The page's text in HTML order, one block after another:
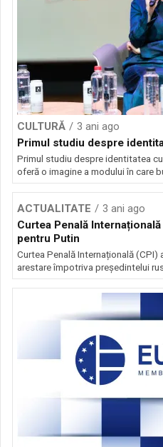
CULTURĂ
3 ani ago
Primul studiu despre
Primul studiu despre identitatea
oferă o imagine a modului în care
ACTUALITATE
3 ani ago
Curtea Penală
pentru Putin
Curtea Penală Internațională (CPI)
arestare împotriva președintelui